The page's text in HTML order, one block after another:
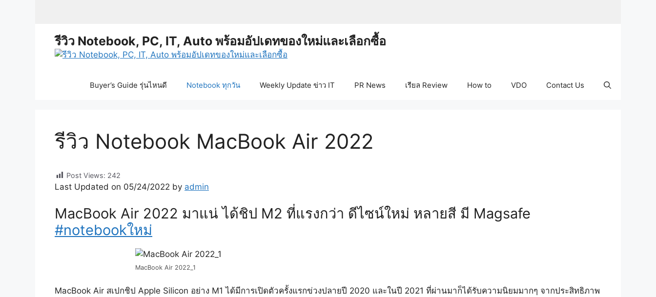
รีวิว Notebook, PC, IT, Auto พร้อมอัปเดทของใหม่และเลือกซื้อ
Buyer’s Guide รุ่นไหนดี Notebook ทุกวัน Weekly Update ข่าว IT PR News เรียล Review How to VDO Contact Us
รีวิว Notebook MacBook Air 2022
Post Views: 242
Last Updated on 05/24/2022 by admin
MacBook Air 2022 มาแน่ ได้ชิป M2 ที่แรงกว่า ดีไซน์ใหม่ หลายสี มี Magsafe
#notebookใหม่
MacBook Air 2022_1
MacBook Air สเปกชิป Apple Silicon อย่าง M1 ได้มีการเปิดตัวครั้งแรกข่วงปลายปี 2020 และในปี 2021 ที่ผ่านมาก็ได้รับความนิยมมากๆ จากประสิทธิภาพ